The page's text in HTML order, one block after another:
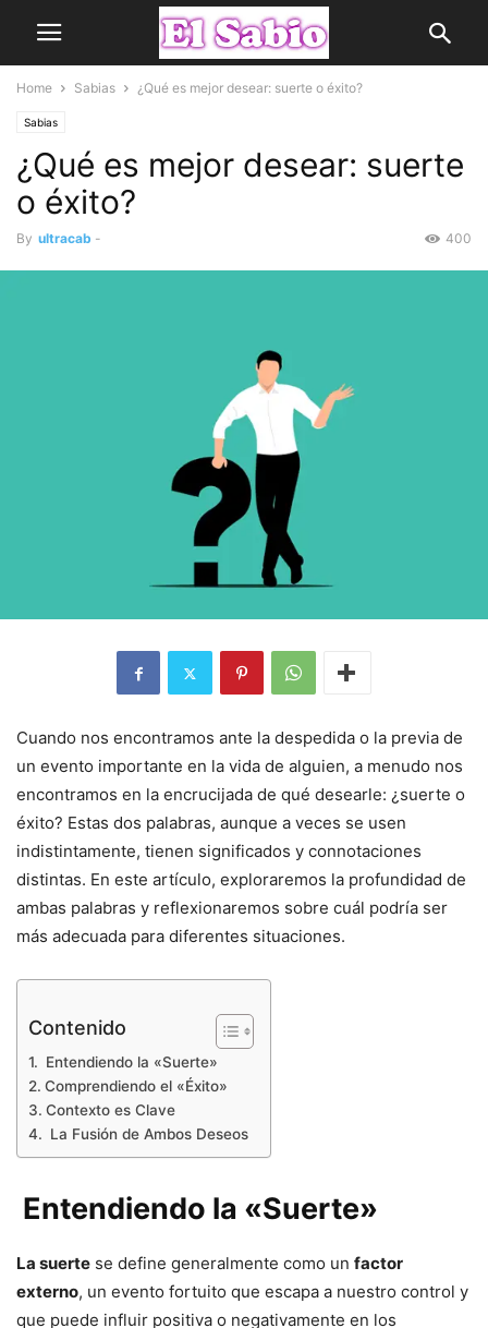
Home Sabias ¿Qué es mejor desear: suerte o éxito?
Sabias
¿Qué es mejor desear: suerte
o éxito?
By ultracab - 400
Cuando nos encontramos ante la despedida o la previa de
un evento importante en la vida de alguien, a menudo nos
encontramos en la encrucijada de qué desearle: ¿suerte o
éxito? Estas dos palabras, aunque a veces se usen
indistintamente, tienen significados y connotaciones
distintas. En este artículo, exploraremos la profundidad de
ambas palabras y reflexionaremos sobre cuál podría ser
más adecuada para diferentes situaciones.
Contenido
Entendiendo la «Suerte»
Comprendiendo el «Éxito»
Contexto es Clave
La Fusión de Ambos Deseos
Entendiendo la «Suerte»
La suerte se define generalmente como un factor
externo, un evento fortuito que escapa a nuestro control y
que puede influir positiva o negativamente en los